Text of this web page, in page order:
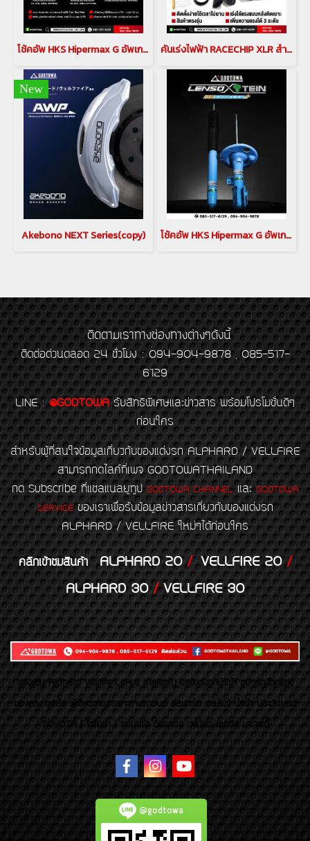
โช้คอัพ HKS Hipermax G อัพเกรดช่วงล่าง LEXUS LM 300 / 350 ชุดอัพเกรดช่วงล่าง LEXUS LM(copy)(copy) คันเร่งไฟฟ้า RACECHIP XLR สำหรับ กล่องเพิ่มสมรรถนะสำหรับรถยนต์โตโยต้าอัลพาร์ด เวลไฟร์ คันเร่งเรดชิพ ตัวเร่ง คันเร่งไฟฟ้าอัลพาร์ด เวลไฟร์ ตัวเร่งอัลพาร์ด เวลไฟร์(copy)
New
Akebono NEXT Series(copy) โช้คอัพ HKS Hipermax G อัพเกรดช่วงล่าง LEXUS LM 300 / 350 ชุดอัพเกรดช่วงล่าง LEXUS LM(copy)(copy)(copy)
ติดตามเราทางช่องทางต่างๆดังนี้
ติดต่อด่วนตลอด 24 ชั่วโมง : 094-904-9878 , 085-517-
6129
LINE : @GODTOWA รับสิทธิพิเศษและข่าวสาร พร้อมโปรโมชั่นดีๆ
ก่อนใคร
สำหรับผู้ที่สนใจข้อมูลเกี่ยวกับของแต่งรถ ALPHARD / VELLFIRE
สามารถกดไลค์ที่เพจ GODTOWATHAILAND
กด Subscribe ที่แชลแนลยูทูป GODTOWA CHANNELและGODTOWA
SERVICEของเราเพื่อรับข้อมูลข่าวสารเกี่ยวกับของแต่งรถ
ALPHARD / VELLFIRE ใหม่ๆได้ก่อนใคร
คลิกเข้าชมสินค้า ALPHARD 20/VELLFIRE 20/
ALPHARD 30/VELLFIRE 30
ของเเต่ง Alphard Vellfire Lexus Majesty ของเเต่งรถนำเข้า อุปกรณ์ตกแต่ง
ของแต่ง ชุดล้อ ผู้เชี่ยวชาญเฉพาะทางรถยนต์ อัลพาร์ด เวลไฟร์ นำเข้า ประดับยนต์
TOYOTA ( โตโยต้า ) รถนำเข้า อัลพาร์ด เวลไฟร์ เลกซัส มาเจสตี้
@godtowa